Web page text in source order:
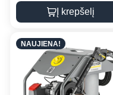
Į krepšelį
NAUJIENA!